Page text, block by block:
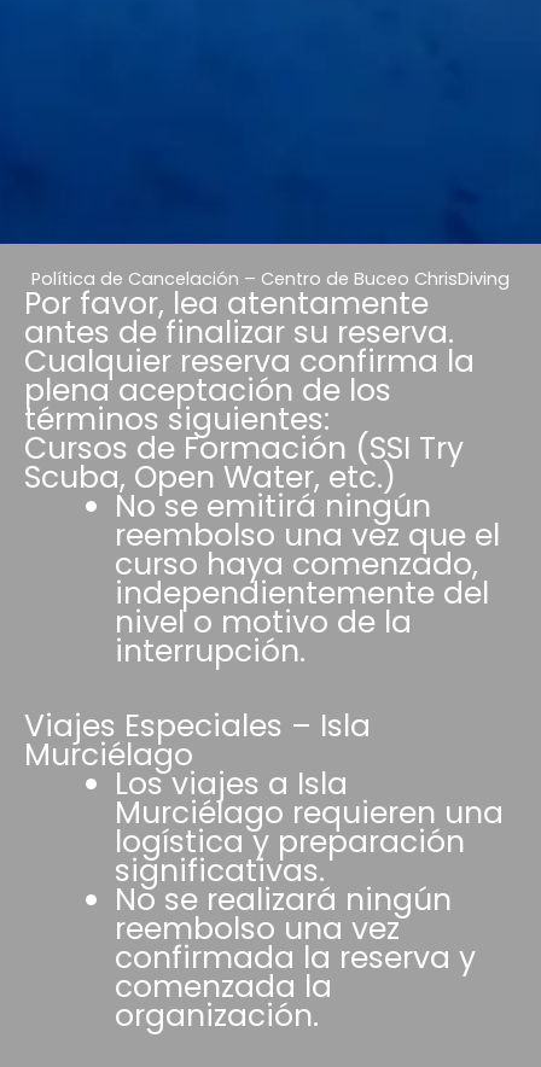
Política de Cancelación – Centro de Buceo ChrisDiving
Por favor, lea atentamente
antes de finalizar su reserva.
Cualquier reserva confirma la
plena aceptación de los
términos siguientes:
Cursos de Formación (SSI Try
Scuba, Open Water, etc.)
No se emitirá ningún
reembolso una vez que el
curso haya comenzado,
independientemente del
nivel o motivo de la
interrupción.
Viajes Especiales – Isla
Murciélago
Los viajes a Isla
Murciélago requieren una
logística y preparación
significativas.
No se realizará ningún
reembolso una vez
confirmada la reserva y
comenzada la
organización.